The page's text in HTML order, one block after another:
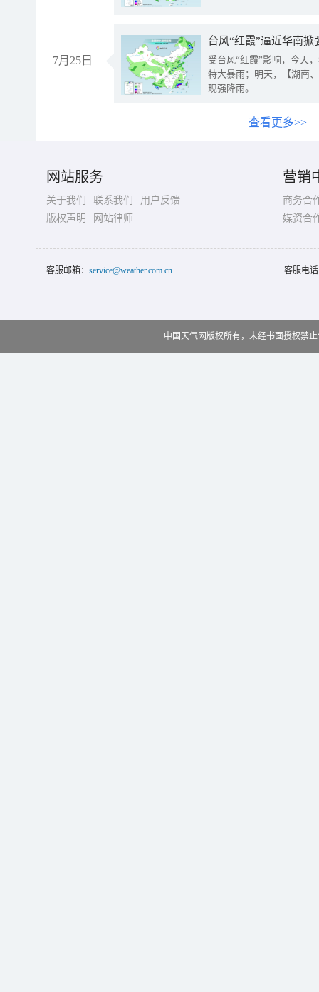
7月25日
台风“红霞”逼近华南
受台风“红霞”影响，今天
特大暴雨；明天，【湖南
现强降雨。
查看更多>>
网站服务
关于我们 联系我们
用户反馈
版权声明
网站律师
营销
商务合
媒资合
客服邮箱： service@weather.com.cn 客服电
中国天气网版权所有，未经书面授权